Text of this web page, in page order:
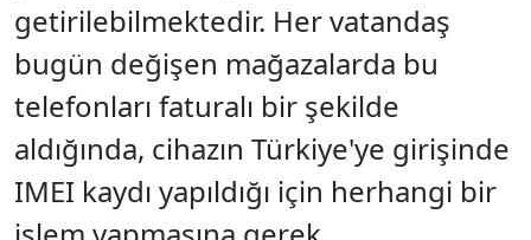
getirilebilmektedir. Her vatandaş
bugün değişen mağazalarda bu
telefonları faturalı bir şekilde
aldığında, cihazın Türkiye'ye girişinde
IMEI kaydı yapıldığı için herhangi bir